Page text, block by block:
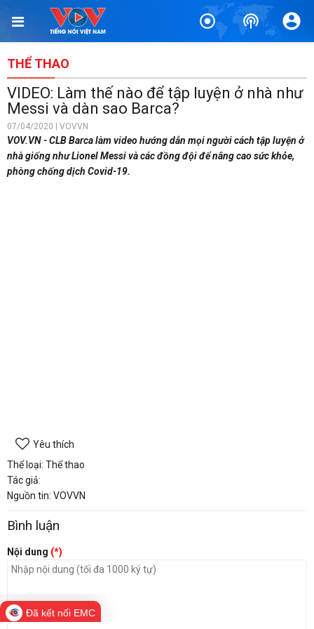
THỂ THAO
VIDEO: Làm thế nào để tập luyện ở nhà như
Messi và dàn sao Barca?
07/04/2020 | VOVVN
VOV.VN - CLB Barca làm video hướng dẫn mọi người cách tập luyện ở
nhà giống như Lionel Messi và các đồng đội để nâng cao sức khỏe,
phòng chống dịch Covid-19.
Yêu thích
Thể loại: Thể thao
Tác giả:
Nguồn tin: VOVVN
Bình luận
Nội dung (*)
Đã kết nối EMC